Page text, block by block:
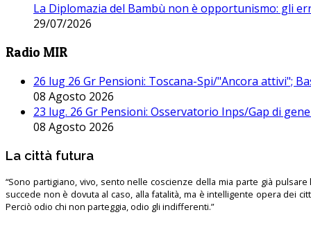
La Diplomazia del Bambù non è opportunismo: gli
29/07/2026
Radio MIR
26 lug 26 Gr Pensioni: Toscana-Spi/"Ancora attivi";
08 Agosto 2026
23 lug. 26 Gr Pensioni: Osservatorio Inps/Gap di
08 Agosto 2026
La città futura
“Sono partigiano, vivo, sento nelle coscienze della mia parte già pulsare
succede non è dovuta al caso, alla fatalità, ma è intelligente opera dei
Perciò odio chi non parteggia, odio gli indifferenti.”